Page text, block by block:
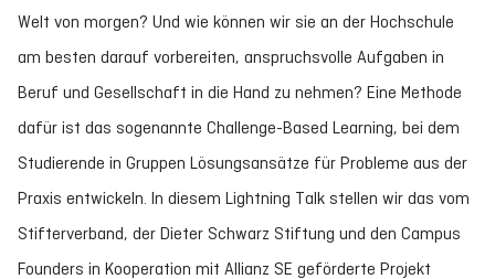
Welt von morgen? Und wie können wir sie an der Hochschule
am besten darauf vorbereiten, anspruchsvolle Aufgaben in
Beruf und Gesellschaft in die Hand zu nehmen? Eine Methode
dafür ist das sogenannte Challenge-Based Learning, bei dem
Studierende in Gruppen Lösungsansätze für Probleme aus der
Praxis entwickeln. In diesem Lightning Talk stellen wir das vom
Stifterverband, der Dieter Schwarz Stiftung und den Campus
Founders in Kooperation mit Allianz SE geförderte Projekt